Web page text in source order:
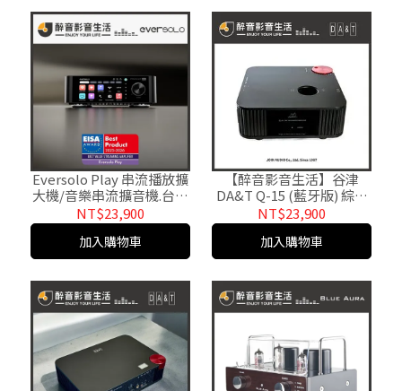
Eversolo Play 串流播放擴
大機/音樂串流擴音機.台灣
公司貨
NT$23,900
加入購物車
【醉音影音生活】谷津
DA&T Q-15 (藍牙版) 綜擴
+耳擴+DAC+前級.4Pin
XLR平衡耳擴.綜合擴大機.
原廠公司貨
NT$23,900
加入購物車